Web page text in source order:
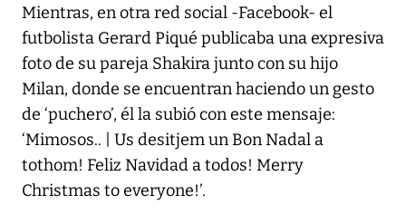
Mientras, en otra red social -Facebook- el
futbolista Gerard Piqué publicaba una expresiva
foto de su pareja Shakira junto con su hijo
Milan, donde se encuentran haciendo un gesto
de ‘puchero’, él la subió con este mensaje:
‘Mimosos.. | Us desitjem un Bon Nadal a
tothom! Feliz Navidad a todos! Merry
Christmas to everyone!’.